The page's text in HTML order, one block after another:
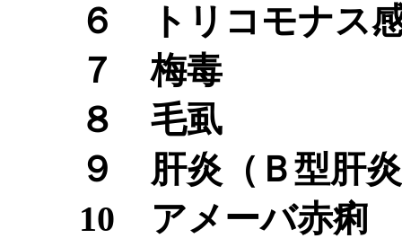
６ トリコモナス感
７ 梅毒
８ 毛虱
９ 肝炎（Ｂ型肝
10 アメーバ赤痢